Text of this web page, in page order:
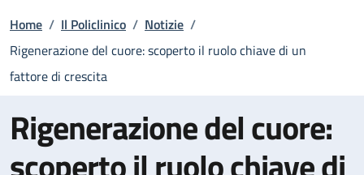
Briciole di pane
Home / Il Policlinico / Notizie /
Rigenerazione del cuore: scoperto il ruolo chiave di un
fattore di crescita
Rigenerazione del cuore: